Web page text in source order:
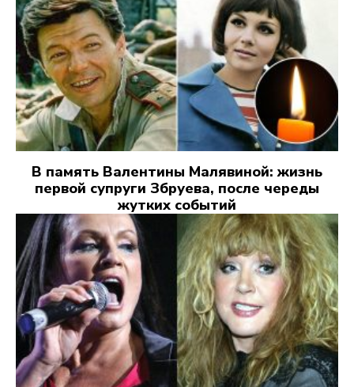
В память Валентины Малявиной: жизнь
первой супруги Збруева, после череды
жутких событий